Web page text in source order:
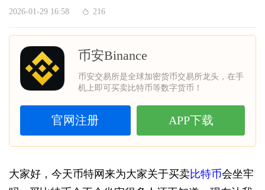
2026-01-29 16:58 216
币安Binance
币安交易所是全球加密货币交易所龙头，在手
机上即可买卖比特币等数字货币！
官网注册 APP下载
大家好，今天币特网来为大家关于买卖比特币会坐牢